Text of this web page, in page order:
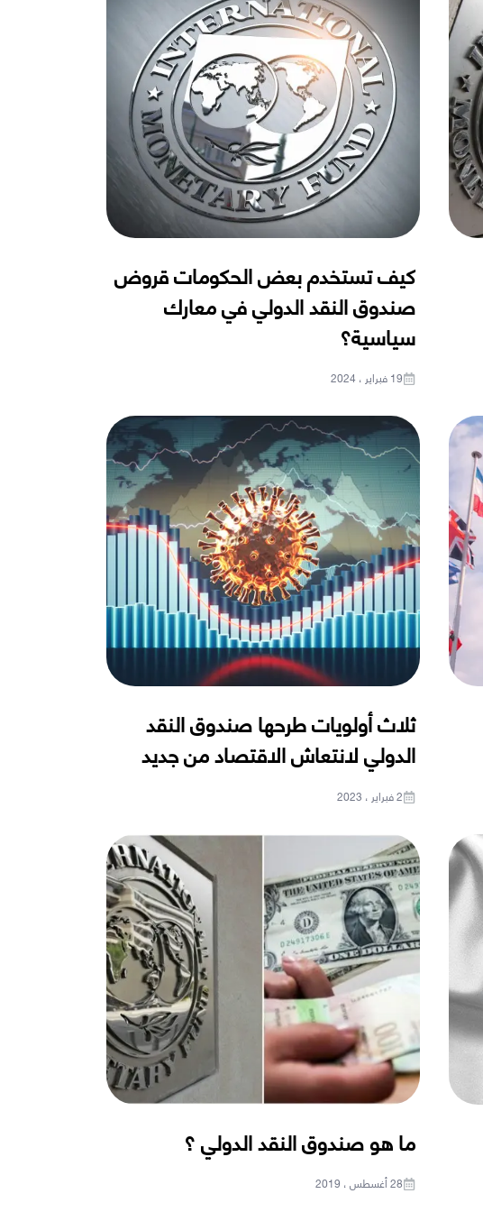
كيف تستخدم بعض الحكومات قروض
صندوق النقد الدولي في معارك
سياسية؟
19 فبراير ، 2024
ثلاث أولويات طرحها صندوق النقد
الدولي لانتعاش الاقتصاد من جديد
2 فبراير ، 2023
ما هو صندوق النقد الدولي ؟
28 أغسطس ، 2019